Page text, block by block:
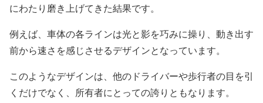
にわたり磨き上げてきた結果です。
例えば、車体の各ラインは光と影を巧みに操り、動き出す
前から速さを感じさせるデザインとなっています。
このようなデザインは、他のドライバーや歩行者の目を引
くだけでなく、所有者にとっての誇りともなります。